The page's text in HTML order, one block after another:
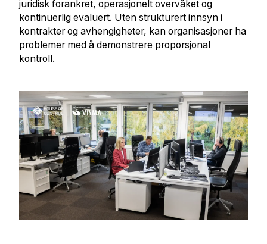
juridisk forankret, operasjonelt overvåket og
kontinuerlig evaluert. Uten strukturert innsyn i
kontrakter og avhengigheter, kan organisasjoner ha
problemer med å demonstrere proporsjonal
kontroll.